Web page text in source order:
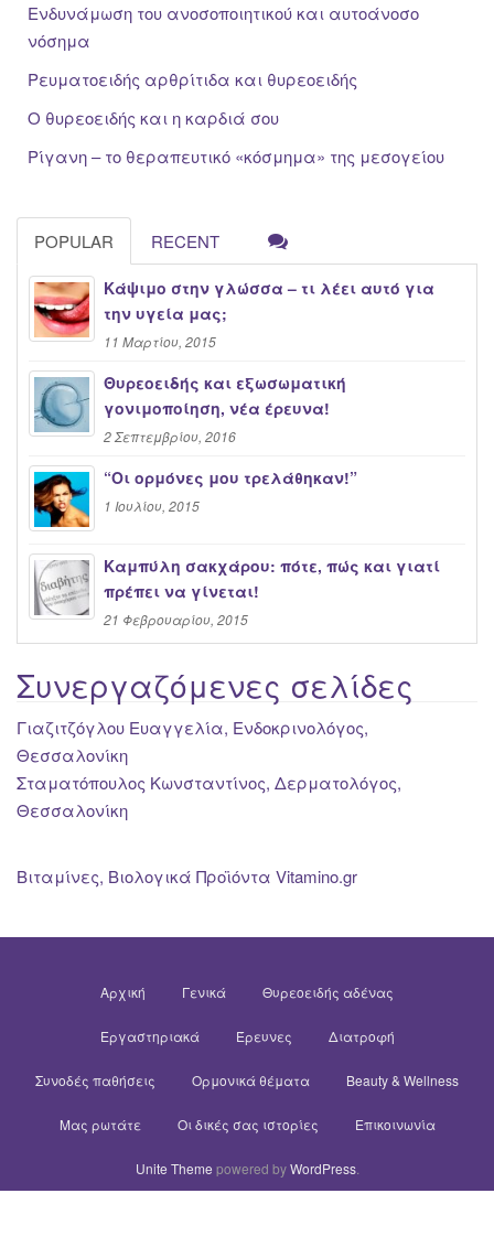
Ενδυνάμωση του ανοσοποιητικού και αυτοάνοσο
νόσημα
Ρευματοειδής αρθρίτιδα και θυρεοειδής
Ο θυρεοειδής και η καρδιά σου
Ρίγανη – το θεραπευτικό «κόσμημα» της μεσογείου
POPULAR RECENT
Κάψιμο στην γλώσσα – τι λέει αυτό για
την υγεία μας;
11 Μαρτίου, 2015
Θυρεοειδής και εξωσωματική
γονιμοποίηση, νέα έρευνα!
2 Σεπτεμβρίου, 2016
“Oι ορμόνες μου τρελάθηκαν!”
1 Ιουλίου, 2015
Καμπύλη σακχάρου: πότε, πώς και γιατί
πρέπει να γίνεται!
21 Φεβρουαρίου, 2015
Συνεργαζόμενες σελίδες
Γιαζιτζόγλου Ευαγγελία, Ενδοκρινολόγος,
Θεσσαλονίκη
Σταματόπουλος Κωνσταντίνος, Δερματολόγος,
Θεσσαλονίκη
Βιταμίνες, Βιολογικά Προϊόντα Vitamino.gr
Αρχική Γενικά Θυρεοειδής αδένας
Εργαστηριακά Έρευνες Διατροφή
Συνοδές παθήσεις Ορμονικά θέματα Beauty & Wellness
Μας ρωτάτε Οι δικές σας ιστορίες Επικοινωνία
Unite Theme powered byWordPress.